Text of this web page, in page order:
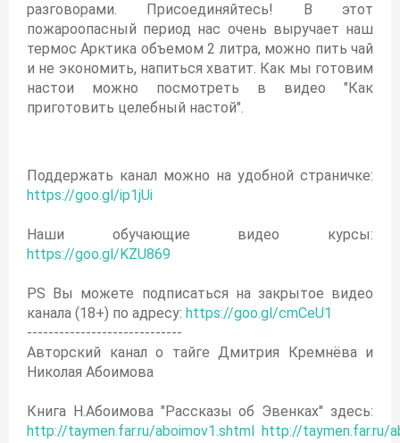
разговорами. Присоединяйтесь! В этот
пожароопасный период нас очень выручает наш
термос Арктика объемом 2 литра, можно пить чай
и не экономить, напиться хватит. Как мы готовим
настои можно посмотреть в видео "Как
приготовить целебный настой".
Поддержать канал можно на удобной страничке:
https://goo.gl/ip1jUi
Наши обучающие видео курсы:
https://goo.gl/KZU869
PS Вы можете подписаться на закрытое видео
канала (18+) по адресу: https://goo.gl/cmCeU1
-----------------------------
Авторский канал о тайге Дмитрия Кремнёва и
Николая Абоимова
Книга Н.Абоимова "Рассказы об Эвенках" здесь:
http://taymen.far.ru/aboimov1.shtml
http://taymen.far.ru/